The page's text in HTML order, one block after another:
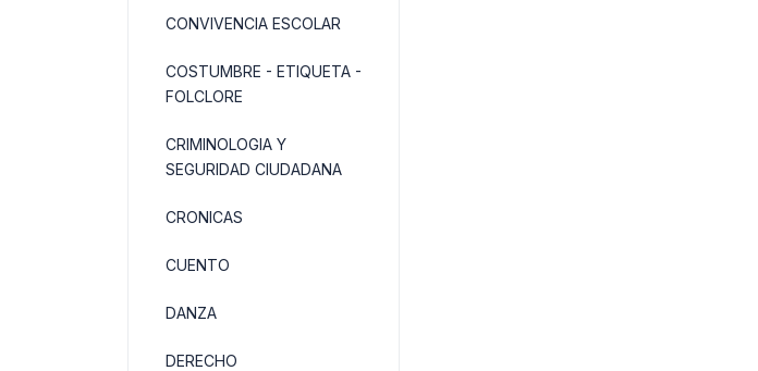
CONVIVENCIA ESCOLAR
COSTUMBRE - ETIQUETA -
FOLCLORE
CRIMINOLOGIA Y
SEGURIDAD CIUDADANA
CRONICAS
CUENTO
DANZA
DERECHO